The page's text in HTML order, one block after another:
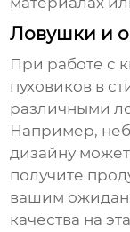
Ловушки и
При работе с
пуховиков в
различными
Например,
дизайну
получите
вашим
качества на